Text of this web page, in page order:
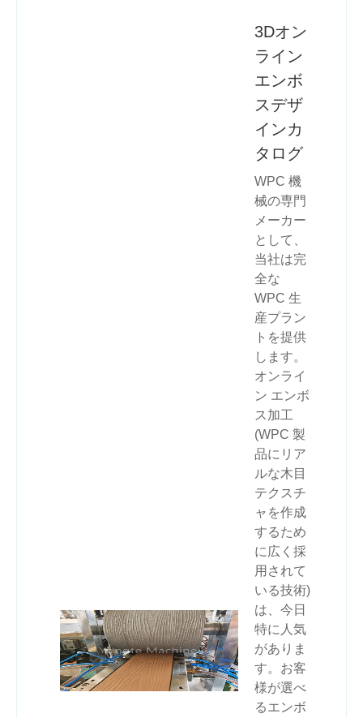
3Dオン
ライン
エンボ
スデザ
インカ
タログ
WPC 機
械の専門
メーカー
として、
当社は完
全な
WPC 生
産プラン
トを提供
します。
オンライ
ン エンボ
ス加工
(WPC 製
品にリア
ルな木目
テクスチ
ャを作成
するため
に広く採
用されて
いる技術)
は、今日
特に人気
がありま
す。お客
様が選べ
るエンボ